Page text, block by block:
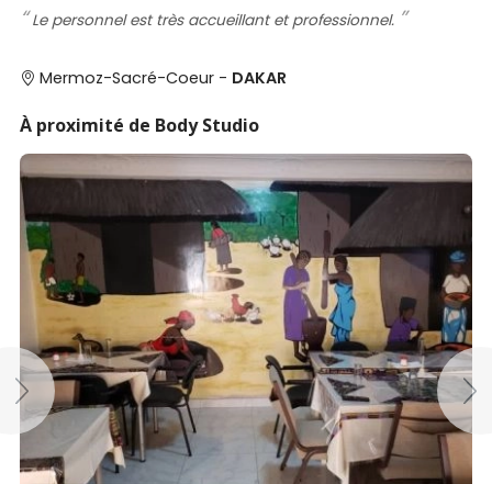
Le personnel est très accueillant et professionnel.
Mermoz-Sacré-Coeur - DAKAR
À proximité de Body Studio